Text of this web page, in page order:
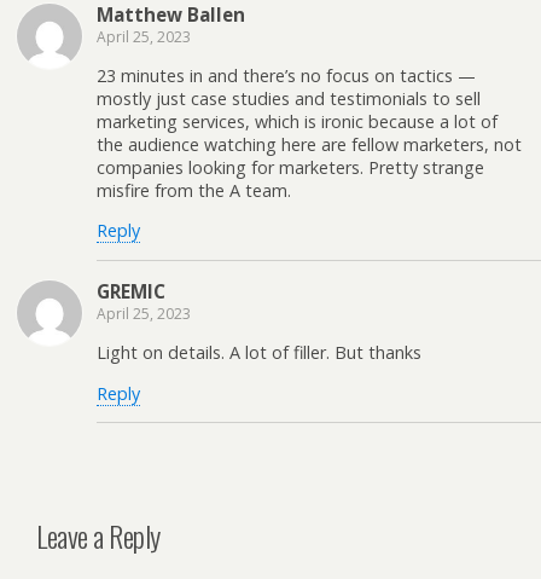
Matthew Ballen
April 25, 2023
23 minutes in and there’s no focus on tactics —
mostly just case studies and testimonials to sell
marketing services, which is ironic because a lot of
the audience watching here are fellow marketers, not
companies looking for marketers. Pretty strange
misfire from the A team.
Reply
GREMIC
April 25, 2023
Light on details. A lot of filler. But thanks
Reply
Leave a Reply